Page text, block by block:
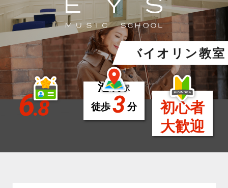
バイオリン教室
6.8
池袋駅
徒歩3分
初心者
大歓迎